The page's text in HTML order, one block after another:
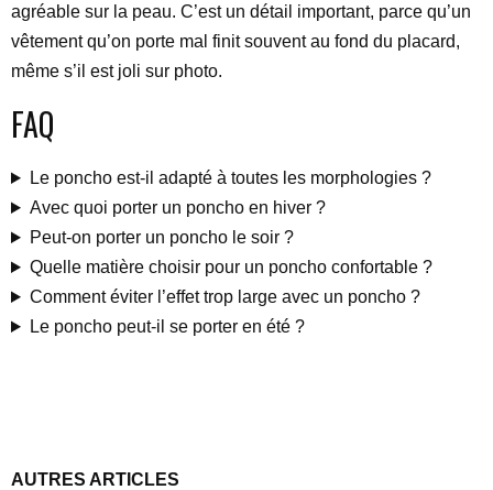
agréable sur la peau. C’est un détail important, parce qu’un
vêtement qu’on porte mal finit souvent au fond du placard,
même s’il est joli sur photo.
FAQ
Le poncho est-il adapté à toutes les morphologies ?
Avec quoi porter un poncho en hiver ?
Peut-on porter un poncho le soir ?
Quelle matière choisir pour un poncho confortable ?
Comment éviter l’effet trop large avec un poncho ?
Le poncho peut-il se porter en été ?
AUTRES ARTICLES